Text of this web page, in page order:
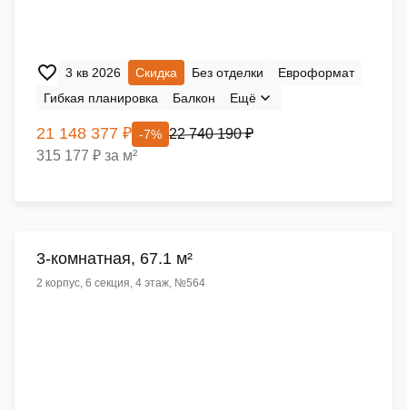
3 кв 2026 Скидка Без отделки
Евроформат
Гибкая планировка
Балкон Ещё
21 148 377 ₽ -7% 22 740 190 ₽
315 177 ₽ за м²
3-комнатная, 67.1 м²
2 корпус, 6 секция, 4 этаж, №564